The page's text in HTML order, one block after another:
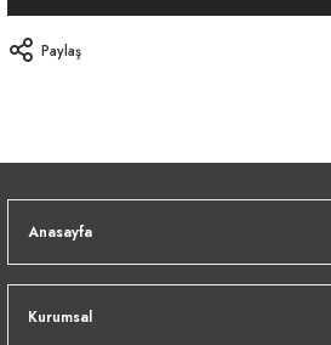
Paylaş
Anasayfa
Kurumsal